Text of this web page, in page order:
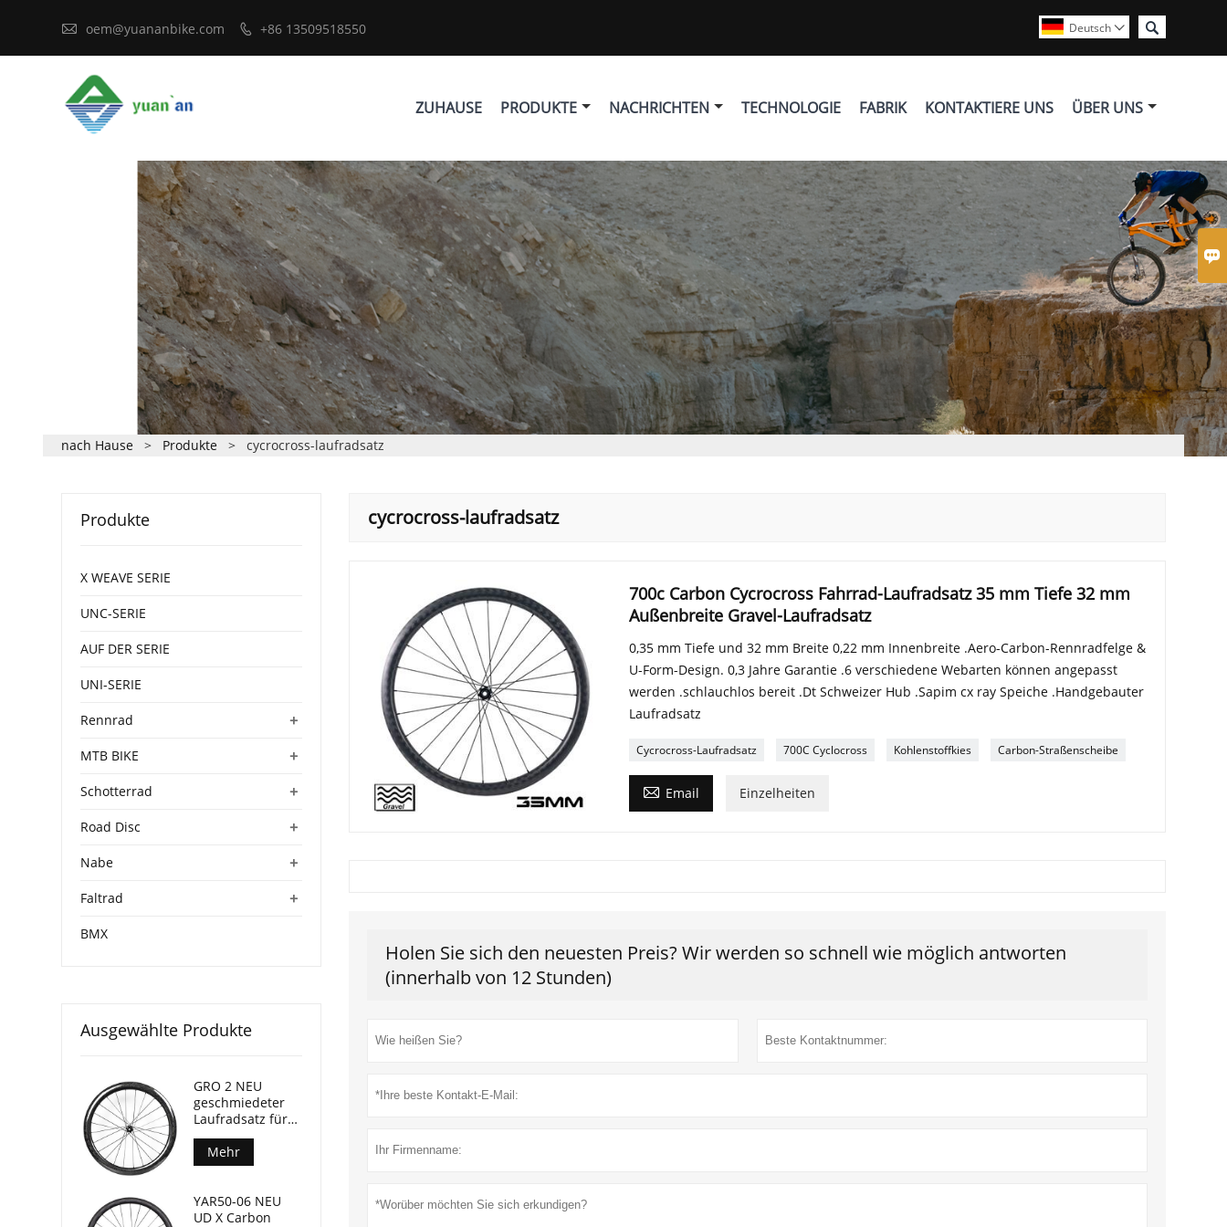

 oem@yuananbike.com  +86 13509518550 
Deutsch 
ZUHAUSE PRODUKTE NACHRICHTEN TECHNOLOGIE FABRIK KONTAKTIERE UNS ÜBER UNS
nach Hause > Produkte > cycrocross-laufradsatz
cycrocross-laufradsatz
700c Carbon Cycrocross Fahrrad-Laufradsatz 35 mm Tiefe 32 mm
Außenbreite Gravel-Laufradsatz
0,35 mm Tiefe und 32 mm Breite 0,22 mm Innenbreite .Aero-Carbon-Rennradfelge &
U-Form-Design. 0,3 Jahre Garantie .6 verschiedene Webarten können angepasst
werden .schlauchlos bereit .Dt Schweizer Hub .Sapim cx ray Speiche .Handgebauter
Laufradsatz
Cycrocross-Laufradsatz 700C Cyclocross Kohlenstoffkies Carbon-Straßenscheibe
 Email Einzelheiten
Holen Sie sich den neuesten Preis? Wir werden so schnell wie möglich antworten
(innerhalb von 12 Stunden)
Produkte
X WEAVE SERIE
UNC-SERIE
AUF DER SERIE
UNI-SERIE
+
Rennrad
+
MTB BIKE
+
Schotterrad
+
Road Disc
+
Nabe
+
Faltrad
BMX
Ausgewählte Produkte
GRO 2 NEU
geschmiedeter
Laufradsatz für
Gravel-Bikes, 45
mm Tiefe, 24 mm
Innenbreite
Mehr
YAR50-06 NEU
UD X Carbon